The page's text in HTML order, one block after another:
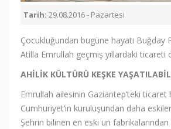
Tarih: 29.08.2016 - Pazartesi
Çocukluğundan bugüne hayatı Buğday
Atilla Emrullah geçmiş yıllardaki ticareti
AHİLİK KÜLTÜRÜ KEŞKE
Emrullah ailesinin Gaziantep’teki ticaret
Cumhuriyet’in kuruluşundan daha
Şehrin bilinen en eski un